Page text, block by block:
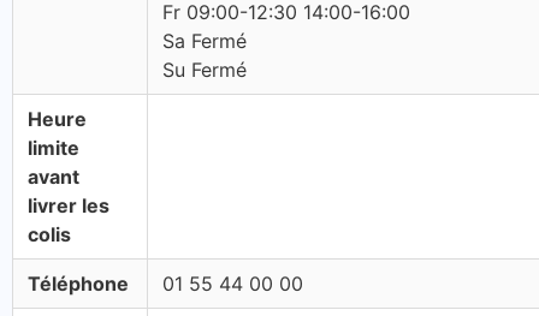
Fr 09:00-12:30 14:00-16:00
Sa Fermé
Su Fermé
Heure
limite
avant
livrer les
colis
Téléphone 01 55 44 00 00